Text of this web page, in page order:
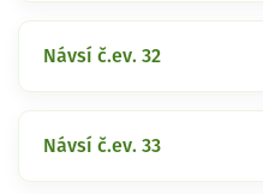
Návsí č.ev. 32
Návsí č.ev. 33